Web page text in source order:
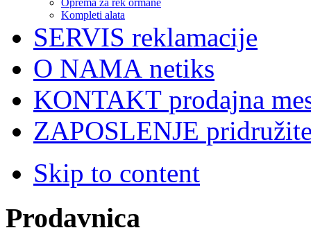
Oprema za rek ormane
Kompleti alata
SERVIS reklamacije
O NAMA netiks
KONTAKT prodajna
ZAPOSLENJE
Skip to content
Prodavnica